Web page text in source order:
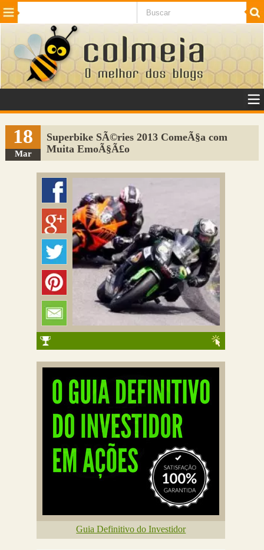
Beleza Cinema e TV
Internet Jogos NotÃ­cias SaÃºde
VeÃ­culos Adulto
Sugerir Link
Adicionar Blog
Colmeia Exchange
Perguntas Frequentes
18
Mar
Superbike SÃ©ries 2013 ComeÃ§a com
Muita EmoÃ§Ã£o
Guia Definitivo do Investidor